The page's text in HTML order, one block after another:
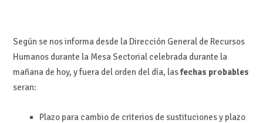
Según se nos informa desde la Dirección General de Recursos
Humanos durante la Mesa Sectorial celebrada durante la
mañana de hoy, y fuera del orden del día, lasfechas probables
seran:
Plazo para cambio de criterios de sustituciones y plazo